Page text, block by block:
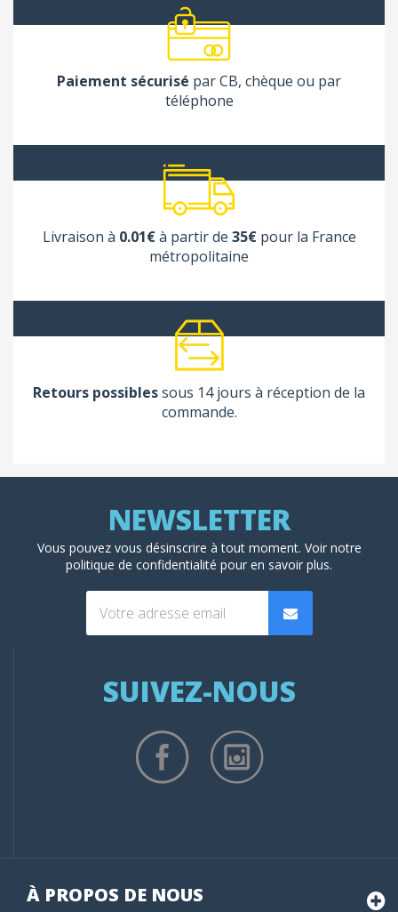
Paiement sécurisé par CB, chèque ou par
téléphone
Livraison à 0.01€à partir de 35€pour la France
métropolitaine
Retours possiblessous 14 jours à réception de la
commande.
Vous pouvez vous désinscrire à tout moment. Voir notre
politique de confidentialité pour en savoir plus.
SUIVEZ-NOUS
À PROPOS DE NOUS